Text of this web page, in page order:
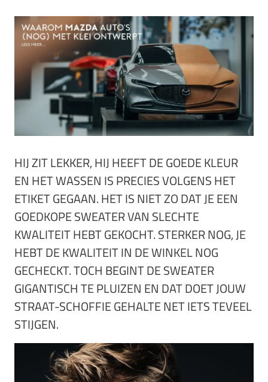
HIJ ZIT LEKKER, HIJ HEEFT DE GOEDE KLEUR
EN HET WASSEN IS PRECIES VOLGENS HET
ETIKET GEGAAN. HET IS NIET ZO DAT JE EEN
GOEDKOPE SWEATER VAN SLECHTE
KWALITEIT HEBT GEKOCHT. STERKER NOG, JE
HEBT DE KWALITEIT IN DE WINKEL NOG
GECHECKT. TOCH BEGINT DE SWEATER
GIGANTISCH TE PLUIZEN EN DAT DOET JOUW
STRAAT-SCHOFFIE GEHALTE NET IETS TEVEEL
STIJGEN.